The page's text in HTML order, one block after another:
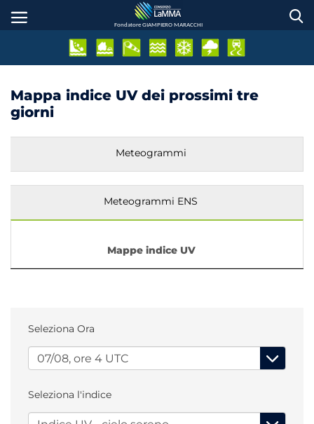
Fondatore GIAMPIERO MARACCHI
Mappa indice UV dei prossimi tre
giorni
Meteogrammi
Meteogrammi ENS
Mappe indice UV
Seleziona Ora
Seleziona l'indice